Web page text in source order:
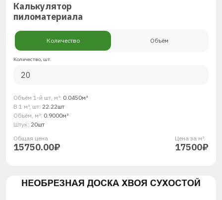
Калькулятор
пиломатериала
Количество Объём
Количество, шт.
Объём 1-й шт, м³: 0.0450м³
В 1 м³, шт: 22.22шт
Объём, м³: 0.9000м³
Штук: 20шт
Общая ценa
15750.00₽
Цена за м³.
17500₽